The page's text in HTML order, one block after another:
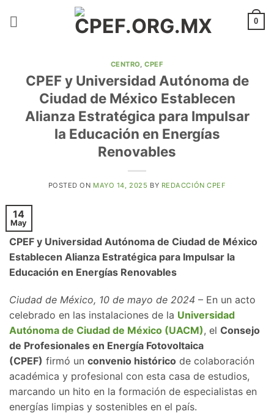
0
CENTRO,CPEF
CPEF y Universidad Autónoma de
Ciudad de México Establecen
Alianza Estratégica para Impulsar
la Educación en Energías
Renovables
POSTED ON MAYO 14, 2025 BY REDACCIÓN CPEF
14
May
CPEF y Universidad Autónoma de Ciudad de México
Establecen Alianza Estratégica para Impulsar la
Educación en Energías Renovables
Ciudad de México, 10 de mayo de 2024 – En un acto
celebrado en las instalaciones de la Universidad
Autónoma de Ciudad de México (UACM), el Consejo
de Profesionales en Energía Fotovoltaica
(CPEF) firmó un convenio histórico de colaboración
académica y profesional con esta casa de estudios,
marcando un hito en la formación de especialistas en
energías limpias y sostenibles en el país.